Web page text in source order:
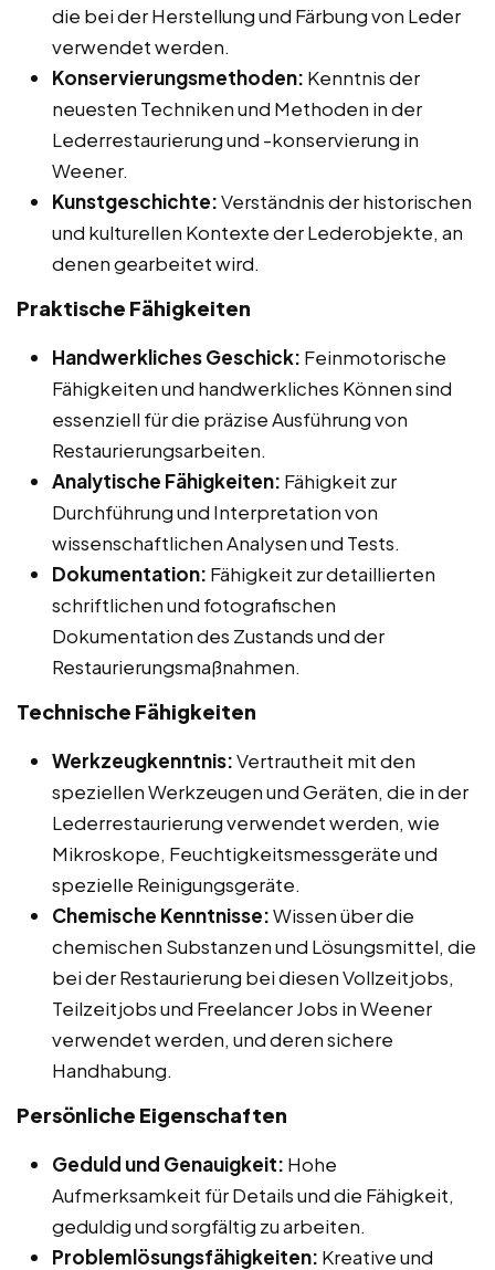
die bei der Herstellung und Färbung von Leder
verwendet werden.
Konservierungsmethoden: Kenntnis der
neuesten Techniken und Methoden in der
Lederrestaurierung und -konservierung in
Weener.
Kunstgeschichte:Verständnis der historischen
und kulturellen Kontexte der Lederobjekte, an
denen gearbeitet wird.
Praktische Fähigkeiten
Handwerkliches Geschick: Feinmotorische
Fähigkeiten und handwerkliches Können sind
essenziell für die präzise Ausführung von
Restaurierungsarbeiten.
Analytische Fähigkeiten: Fähigkeit zur
Durchführung und Interpretation von
wissenschaftlichen Analysen und Tests.
Dokumentation: Fähigkeit zur detaillierten
schriftlichen und fotografischen
Dokumentation des Zustands und der
Restaurierungsmaßnahmen.
Technische Fähigkeiten
Werkzeugkenntnis:Vertrautheit mit den
speziellen Werkzeugen und Geräten, die in der
Lederrestaurierung verwendet werden, wie
Mikroskope, Feuchtigkeitsmessgeräte und
spezielle Reinigungsgeräte.
Chemische Kenntnisse:Wissen über die
chemischen Substanzen und Lösungsmittel, die
bei der Restaurierung bei diesen Vollzeitjobs,
Teilzeitjobs und Freelancer Jobs in Weener
verwendet werden, und deren sichere
Handhabung.
Persönliche Eigenschaften
Geduld und Genauigkeit: Hohe
Aufmerksamkeit für Details und die Fähigkeit,
geduldig und sorgfältig zu arbeiten.
Problemlösungsfähigkeiten: Kreative und